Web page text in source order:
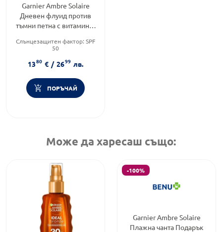
Garnier Ambre Solaire
Дневен флуид против
тъмни петна с витамин С
Слънцезащитен фактор: SPF
50
козметика
Функционалност:
1380 € / 2699 лв.
ПОРЪЧАЙ
Може да харесаш също:
-100%
Garnier Ambre Solaire
Плажна чанта Подарък